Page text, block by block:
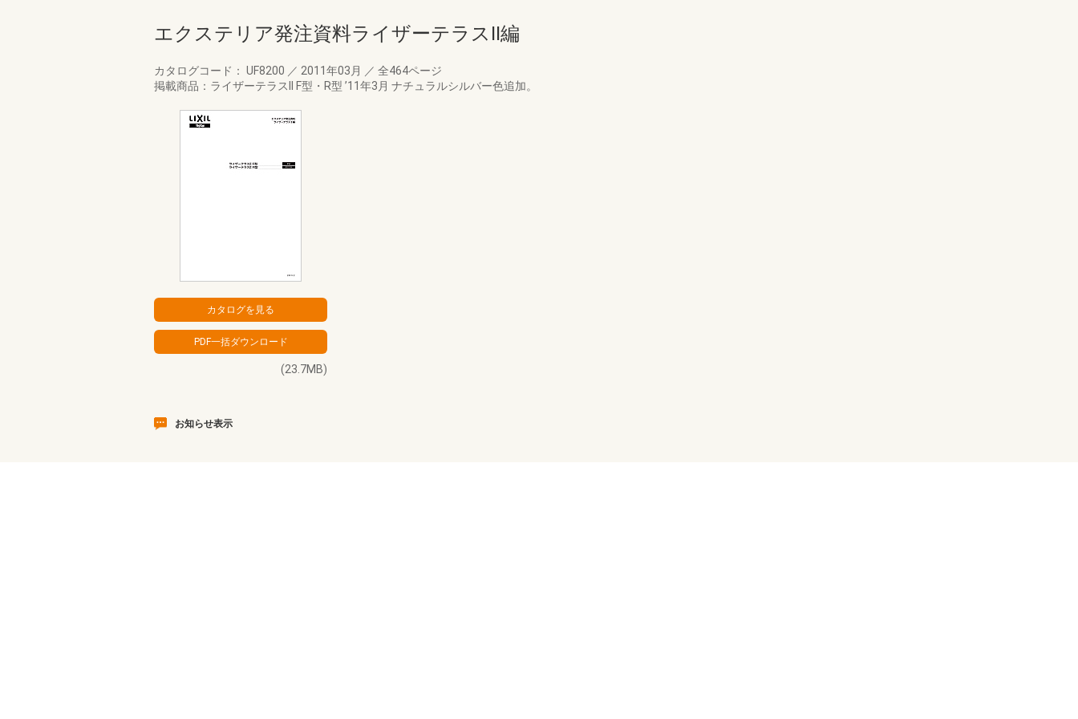
エクステリア発注資料ライザーテラスII編
カタログコード： UF8200 ／ 2011年03月 ／ 全464ページ
掲載商品：ライザーテラスII F型・R型 ’11年3月 ナチュラルシルバー色追加。
(23.7MB)
お知らせ表示